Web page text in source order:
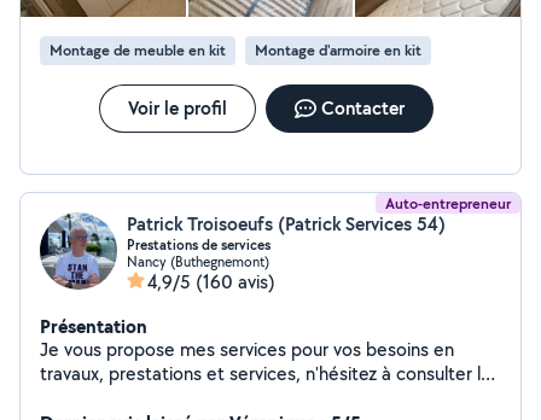
Montage de meuble en kit Montage d'armoire en kit
Voir le profil Contacter
Auto-entrepreneur
Patrick Troisoeufs (Patrick Services 54)
Prestations de services
Nancy (Buthegnemont)
4,9/5 (160 avis)
Présentation
Je vous propose mes services pour vos besoins en
travaux, prestations et services, n'hésitez à consulter les